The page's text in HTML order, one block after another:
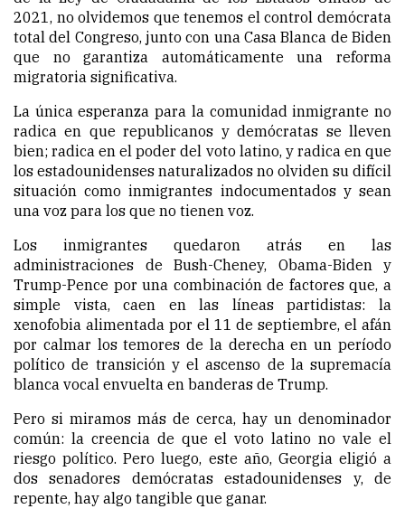
2021, no olvidemos que tenemos el control demócrata
total del Congreso, junto con una Casa Blanca de Biden
que no garantiza automáticamente una reforma
migratoria significativa.
La única esperanza para la comunidad inmigrante no
radica en que republicanos y demócratas se lleven
bien; radica en el poder del voto latino, y radica en que
los estadounidenses naturalizados no olviden su difícil
situación como inmigrantes indocumentados y sean
una voz para los que no tienen voz.
Los inmigrantes quedaron atrás en las
administraciones de Bush-Cheney, Obama-Biden y
Trump-Pence por una combinación de factores que, a
simple vista, caen en las líneas partidistas: la
xenofobia alimentada por el 11 de septiembre, el afán
por calmar los temores de la derecha en un período
político de transición y el ascenso de la supremacía
blanca vocal envuelta en banderas de Trump.
Pero si miramos más de cerca, hay un denominador
común: la creencia de que el voto latino no vale el
riesgo político. Pero luego, este año, Georgia eligió a
dos senadores demócratas estadounidenses y, de
repente, hay algo tangible que ganar.